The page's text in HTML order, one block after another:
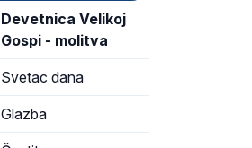
Devetnica Velikoj
Gospi - molitva
Svetac dana
Glazba